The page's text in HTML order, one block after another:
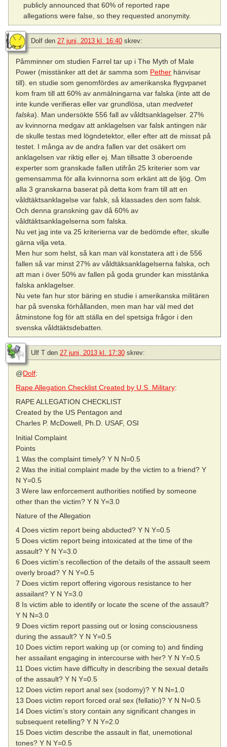
publicly announced that 60% of reported rape
allegations were false, so they requested anonymity.
Dolf den 27 juni, 2013 kl. 16:40 skrev:
Påmminner om studien Farrel tar up i The Myth of Male
Power (misstänker att det är samma som Pether hänvisar
till). en studie som genomfördes av amerikanska flygvpanet
kom fram till att 60% av anmälningarna var falska (inte att de
inte kunde verifieras eller var grundlösa, utanmedvetet
falska). Man undersökte 556 fall av våldtsanklagelser. 27%
av kvinnorna medgav att anklagelsen var falsk antingen när
de skulle testas med lögndetektor, eller efter att de missat på
testet. I många av de andra fallen var det osäkert om
anklagelsen var riktig eller ej. Man tillsatte 3 oberoende
experter som granskade fallen utifrån 25 kriterier som var
gemensamma för alla kvinnorna som erkänt att de ljög. Om
alla 3 granskarna baserat på detta kom fram till att en
våldtäktsanklagelse var falsk, så klassades den som falsk.
Och denna granskning gav då 60% av
våldtäktsanklagelserna som falska.
Nu vet jag inte va 25 kriterierna var de bedömde efter, skulle
gärna vilja veta.
Men hur som helst, så kan man väl konstatera att i de 556
fallen så var minst 27% av våldtäksanklagelserna falska, och
att man i över 50% av fallen på goda grunder kan misstänka
falska anklagelser.
Nu vete fan hur stor bäring en studie i amerikanska militären
har på svenska förhållanden, men man har väl med det
åtminstone fog för att ställa en del spetsiga frågor i den
svenska våldtäktsdebatten.
Ulf T den 27 juni, 2013 kl. 17:30 skrev:
@Dolf:
Rape Allegation Checklist Created by U.S. Military:
RAPE ALLEGATION CHECKLIST
Created by the US Pentagon and
Charles P. McDowell, Ph.D. USAF, OSI
Initial Complaint
Points
1 Was the complaint timely? Y N N=0.5
2 Was the initial complaint made by the victim to a friend? Y
N Y=0.5
3 Were law enforcement authorities notified by someone
other than the victim? Y N Y=3.0
Nature of the Allegation
4 Does victim report being abducted? Y N Y=0.5
5 Does victim report being intoxicated at the time of the
assault? Y N Y=3.0
6 Does victim’s recollection of the details of the assault seem
overly broad? Y N Y=0.5
7 Does victim report offering vigorous resistance to her
assailant? Y N Y=3.0
8 Is victim able to identify or locate the scene of the assault?
Y N N=3.0
9 Does victim report passing out or losing consciousness
during the assault? Y N Y=0.5
10 Does victim report waking up (or coming to) and finding
her assailant engaging in intercourse with her? Y N Y=0.5
11 Does victim have difficulty in describing the sexual details
of the assault? Y N Y=0.5
12 Does victim report anal sex (sodomy)? Y N N=1.0
13 Does victim report forced oral sex (fellatio)? Y N N=0.5
14 Does victim’s story contain any significant changes in
subsequent retelling? Y N Y=2.0
15 Does victim describe the assault in flat, unemotional
tones? Y N Y=0.5